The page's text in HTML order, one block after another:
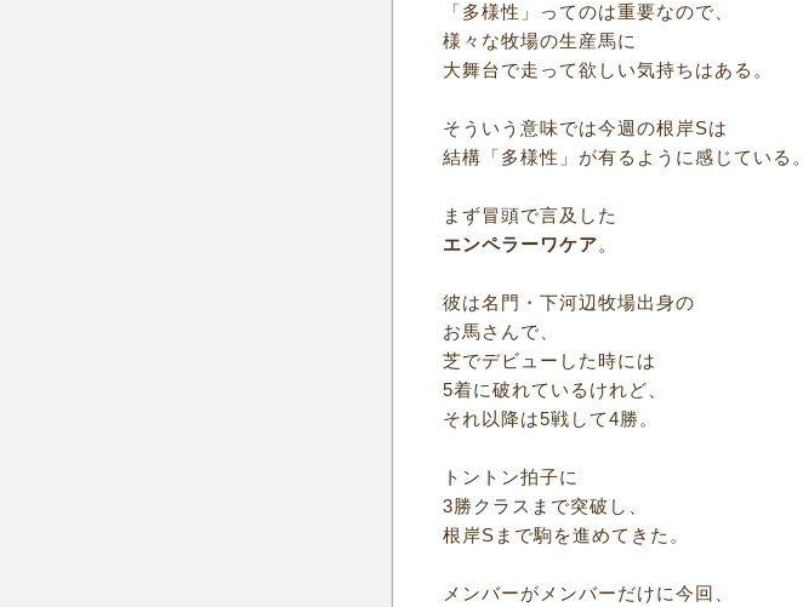
「多様性」ってのは重要なので、
様々な牧場の生産馬に
大舞台で走って欲しい気持ちはある。
そういう意味では今週の根岸Sは
結構「多様性」が有るように感じている。
まず冒頭で言及した
エンペラーワケア。
彼は名門・下河辺牧場出身の
お馬さんで、
芝でデビューした時には
5着に破れているけれど、
それ以降は5戦して4勝。
トントン拍子に
3勝クラスまで突破し、
根岸Sまで駒を進めてきた。
メンバーがメンバーだけに今回、